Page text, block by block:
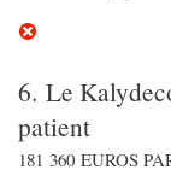
6. Le
patient
181 360 EUROS